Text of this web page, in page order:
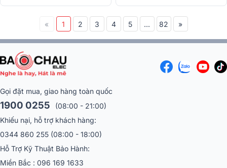
« 1 2 3 4 5 ... 82 »
Gọi đặt mua, giao hàng toàn quốc
1900 0255
(08:00 - 21:00)
Khiếu nại, hỗ trợ khách hàng:
0344 860 255 (08:00 - 18:00)
Hỗ Trợ Kỹ Thuật Bảo Hành:
Miền Bắc : 096 169 1633